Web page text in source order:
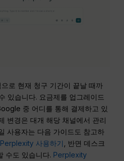
로 현재 청구 기간이 끝날 때까
있습니다. 요금제를 업그레이드
중 어디를 통해 결제하고 있
변경은 대개 해당 채널에서 관리
사용자는 다음 가이드도 참고하
사용하기
, 반면 데스크
수도 있습니다. Perplexity